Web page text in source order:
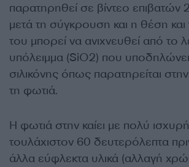
παρατηρηθεί σε βίντεο επιβατών
μετά τη σύγκρουση και η θέση
του μπορεί να ανιχνευθεί από το
υπόλειμμα (SiO2) που
σιλικόνης όπως παρατηρείται
τη φωτιά.
Η φωτιά στην καίει με πολύ
τουλάχιστον 60 δευτερόλεπτα
άλλα εύφλεκτα υλικά (αλλαγή